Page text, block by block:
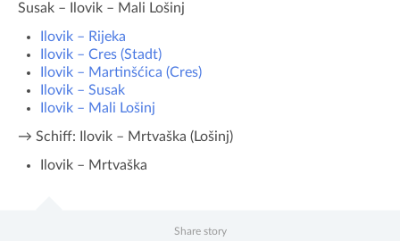
Susak – Ilovik – Mali Lošinj
Ilovik – Rijeka
Ilovik – Cres (Stadt)
Ilovik – Martinšćica (Cres)
Ilovik – Susak
Ilovik – Mali Lošinj
→ Schiff: Ilovik – Mrtvaška (Lošinj)
Ilovik – Mrtvaška
Share story